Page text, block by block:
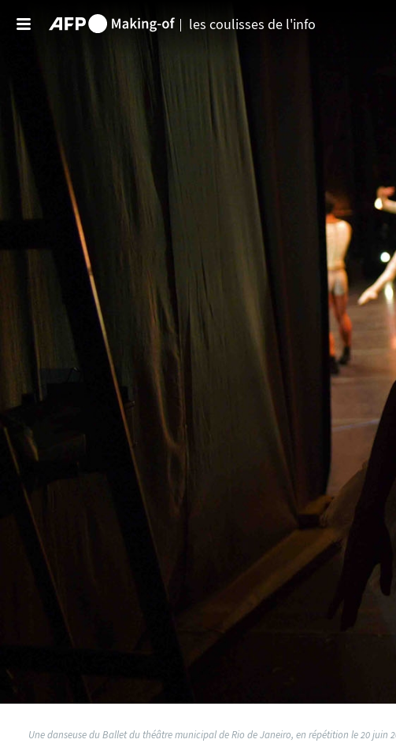
les coulisses de l'info
Une danseuse du Ballet du théâtre municipal de Rio de Janeiro, en répétition le 20